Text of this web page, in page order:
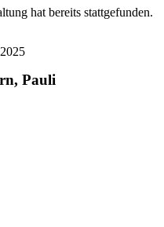
hat bereits stattgefunden.
Pauli